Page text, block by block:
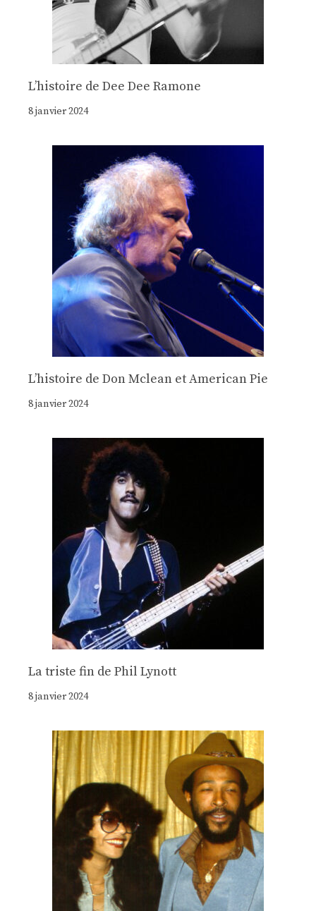
Lʼhistoire de Dee Dee Ramone
8 janvier 2024
Lʼhistoire de Don Mclean et American Pie
8 janvier 2024
La triste fin de Phil Lynott
8 janvier 2024